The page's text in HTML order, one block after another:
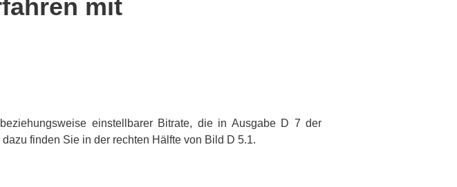
mit
einstellbarer Bitrate, die in Ausgabe D 7 der
finden Sie in der rechten Hälfte von Bild D 5.1.